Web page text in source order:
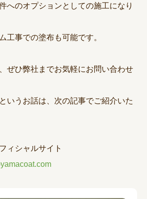
へのオプションとしての施工になり
工事での塗布も可能です。
ぜひ弊社までお気軽にお問い合わせ
いうお話は、次の記事でご紹介いた
ィシャルサイト